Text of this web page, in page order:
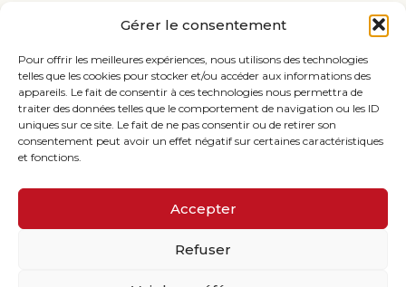
Gérer le consentement
Pour offrir les meilleures expériences, nous utilisons des technologies
telles que les cookies pour stocker et/ou accéder aux informations des
appareils. Le fait de consentir à ces technologies nous permettra de
traiter des données telles que le comportement de navigation ou les ID
uniques sur ce site. Le fait de ne pas consentir ou de retirer son
consentement peut avoir un effet négatif sur certaines caractéristiques
et fonctions.
Accepter
Refuser
MENTIONS LÉGALES
Footer
Principale
1 Boulevard du Parco – 56170 QUIBERON
10 Rue Georges Pompidou – 56400 Pluneret